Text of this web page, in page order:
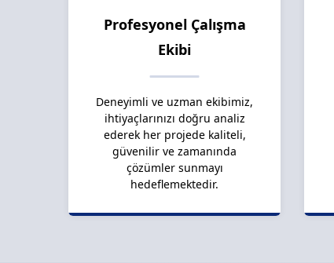
Profesyonel Çalışma
Ekibi
Deneyimli ve uzman ekibimiz,
ihtiyaçlarınızı doğru analiz
ederek her projede kaliteli,
güvenilir ve zamanında
çözümler sunmayı
hedeflemektedir.